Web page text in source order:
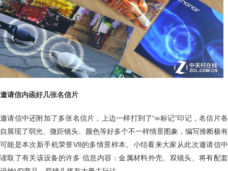
邀请信内函好几张名信片
邀请信中还附加了多张名信片，上边一样打到了“∞标记”印记，名信片各
自展现了弱光、微距镜头、颜色等好多个不一样情景图象，编写推断极有
可能是本次新手机荣誉V8的多情景样本。小结看来大家从此次邀请信中
读取了有关该设备的许多 信息内容：金属材料外壳、双镜头、将有配套